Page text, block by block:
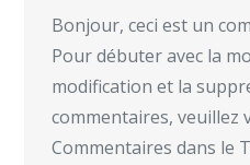
Bonjour, ceci est un
Pour débuter avec la
modification et la
commentaires, veuillez
Commentaires dans le